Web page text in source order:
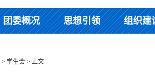
团委概况 思想引领 组织建
> 学生会 > 正文